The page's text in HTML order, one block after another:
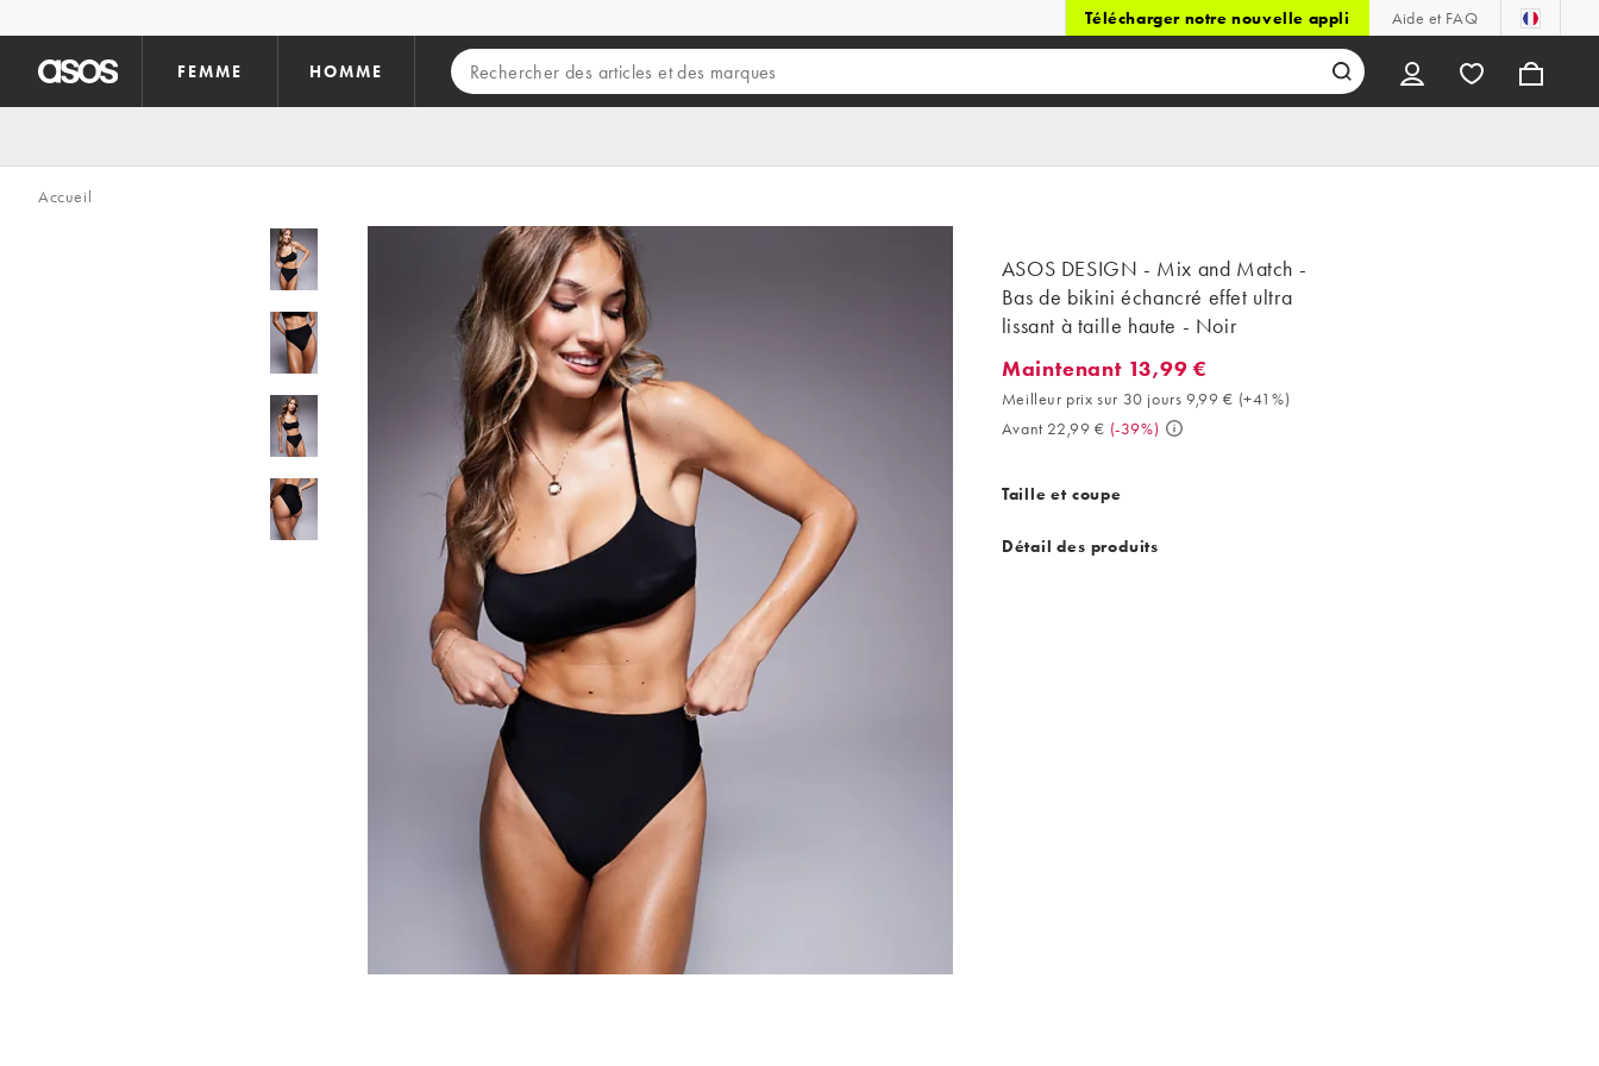
Télécharger notre nouvelle appli Aide et FAQ
FEMME HOMME
Accueil
ASOS DESIGN - Mix and Match -
Bas de bikini échancré effet ultra
lissant à taille haute - Noir
Maintenant 13,99 €. Meilleur prix sur 30 jours 9,99 € (+41%). Avant
Maintenant 13,99 €
Meilleur prix sur 30 jours 9,99 € (+41%)
Avant 22,99 € (-39%)
Taille et coupe
Détail des produits